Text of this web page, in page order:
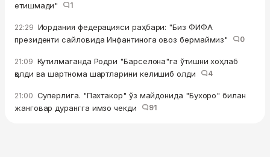
етишмади"
1
22:29 Иордания федерацияси раҳбари: "Биз ФИФА
президенти сайловида Инфантинога овоз бермаймиз"
0
21:09 Кутилмаганда Родри "Барселона"га ўтишни хоҳлаб
қолди ва шартнома шартларини келишиб олди
4
21:00 Суперлига. "Пахтакор" ўз майдонида "Бухоро" билан
жанговар дурангга имзо чекди
91